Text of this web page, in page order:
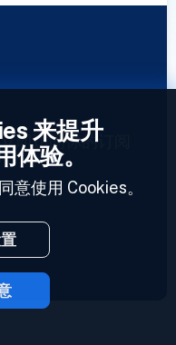
即访问你的订阅
来提升
体验。
意使用 Cookies。